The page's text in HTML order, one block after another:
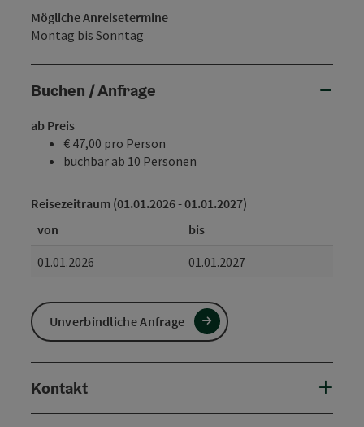
Mögliche Anreisetermine
Montag bis Sonntag
Buchen / Anfrage
ab Preis
€ 47,00 pro Person
buchbar ab 10 Personen
Reisezeitraum (01.01.2026 - 01.01.2027)
von
bis
01.01.2026
01.01.2027
Unverbindliche Anfrage
Kontakt